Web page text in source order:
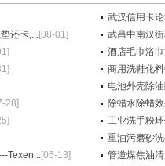
武汉信用卡
还卡,...[08-01]
武昌中南汉
酒店毛巾浴
商用洗鞋化
电池外壳除
28]
除蜡水除蜡
工业洗手粉
重油污磨砂
Texen...[06-13]
管道煤焦油